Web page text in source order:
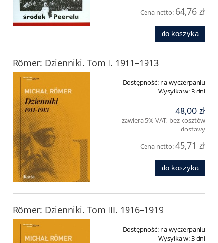
Cena netto: 64,76 zł
do koszyka
Römer: Dzienniki. Tom I. 1911–1913
Dostępność: na wyczerpaniu
Wysyłka w:3 dni
48,00 zł
zawiera 5% VAT, bez kosztów
dostawy
Cena netto:45,71 zł
do koszyka
Römer: Dzienniki. Tom III. 1916–1919
Dostępność: na wyczerpaniu
Wysyłka w:3 dni